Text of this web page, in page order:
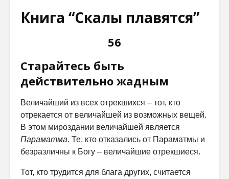
Книга “Скалы плавятся”
56
Старайтесь быть
действительно жадным
Величайший из всех отрекшихся – тот, кто
отрекается от величайшей из возможных вещей.
В этом мироздании величайшей является
Параматма. Те, кто отказались от Параматмы и
безразличны к Богу – величайшие отрекшиеся.
Тот, кто трудится для блага других, считается